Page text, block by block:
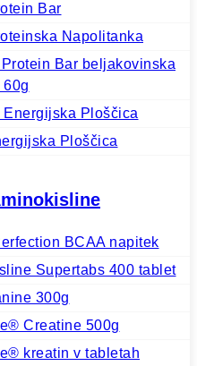
Bar
Napolitanka
Bar beljakovinska
Energijska Ploščica
Ploščica
BCAA napitek
Supertabs 400 tablet
300g
Creatine 500g
kreatin v tabletah